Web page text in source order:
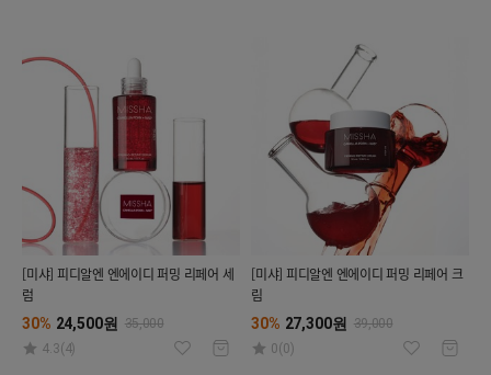
[미샤] 피디알엔 엔에이디 퍼밍 리페어 세
럼
30% 24,500원 35,000
4.3(4)
[미샤] 피디알엔 엔에이디 퍼밍 리페어 크
림
30% 27,300원 39,000
0(0)